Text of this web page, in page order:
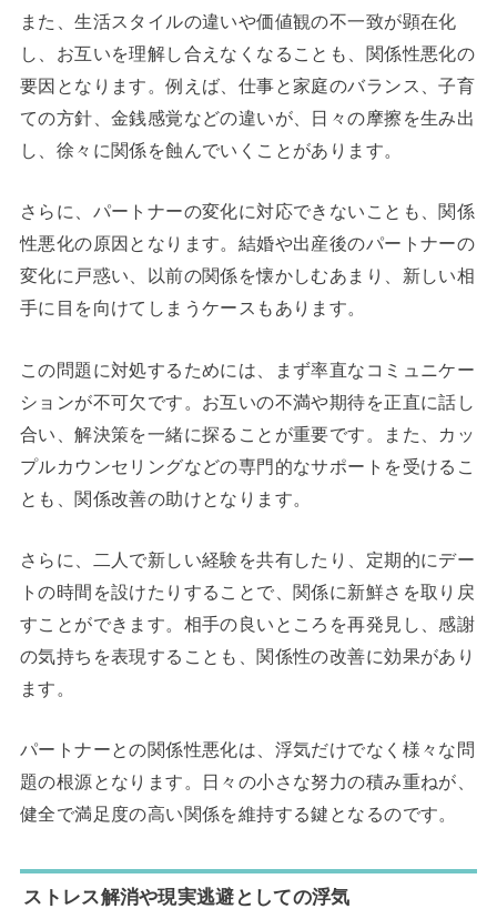
また、生活スタイルの違いや価値観の不一致が顕在化
し、お互いを理解し合えなくなることも、関係性悪化の
要因となります。例えば、仕事と家庭のバランス、子育
ての方針、金銭感覚などの違いが、日々の摩擦を生み出
し、徐々に関係を蝕んでいくことがあります。
さらに、パートナーの変化に対応できないことも、関係
性悪化の原因となります。結婚や出産後のパートナーの
変化に戸惑い、以前の関係を懐かしむあまり、新しい相
手に目を向けてしまうケースもあります。
この問題に対処するためには、まず率直なコミュニケー
ションが不可欠です。お互いの不満や期待を正直に話し
合い、解決策を一緒に探ることが重要です。また、カッ
プルカウンセリングなどの専門的なサポートを受けるこ
とも、関係改善の助けとなります。
さらに、二人で新しい経験を共有したり、定期的にデー
トの時間を設けたりすることで、関係に新鮮さを取り戻
すことができます。相手の良いところを再発見し、感謝
の気持ちを表現することも、関係性の改善に効果があり
ます。
パートナーとの関係性悪化は、浮気だけでなく様々な問
題の根源となります。日々の小さな努力の積み重ねが、
健全で満足度の高い関係を維持する鍵となるのです。
ストレス解消や現実逃避としての浮気